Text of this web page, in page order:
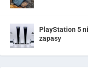
PlayStation 5
zapasy